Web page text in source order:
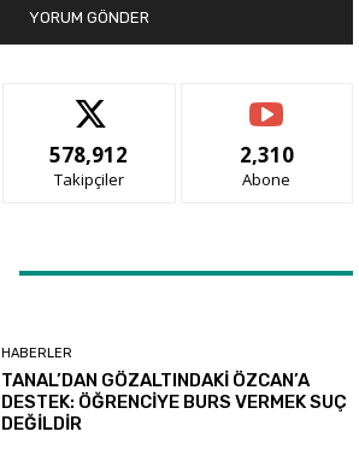
578,912
Takipçiler
2,310
Abone
HABERLER
TANAL’DAN GÖZALTINDAKİ ÖZCAN’A
DESTEK: ÖĞRENCİYE BURS VERMEK SUÇ
DEĞİLDİR